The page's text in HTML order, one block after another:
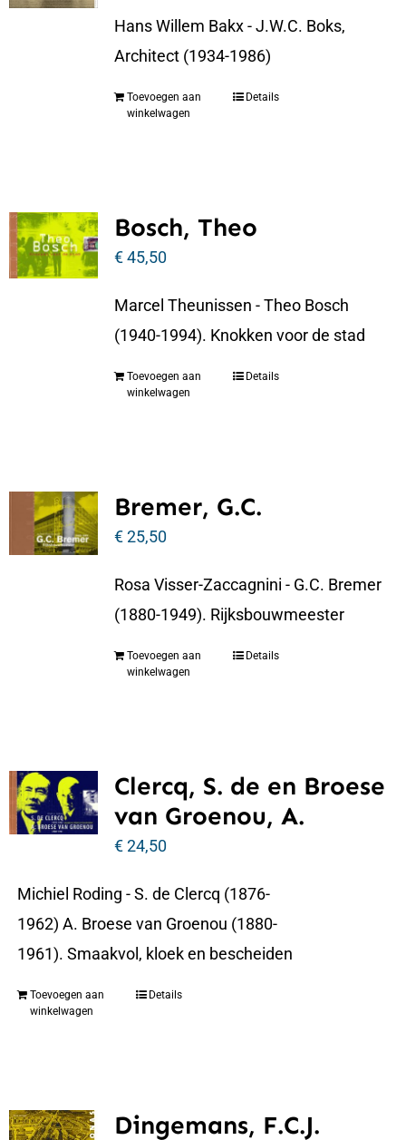
Hans Willem Bakx - J.W.C. Boks,
Architect (1934-1986)
Toevoegen aan
winkelwagen
Details
Bosch, Theo
€45,50
Marcel Theunissen - Theo Bosch
(1940-1994). Knokken voor de stad
Toevoegen aan
winkelwagen
Details
Bremer, G.C.
€25,50
Rosa Visser-Zaccagnini - G.C. Bremer
(1880-1949). Rijksbouwmeester
Toevoegen aan
winkelwagen
Details
Clercq, S. de en Broese
van Groenou, A.
€24,50
Michiel Roding - S. de Clercq (1876-
1962) A. Broese van Groenou (1880-
1961). Smaakvol, kloek en bescheiden
Toevoegen aan
winkelwagen
Details
Dingemans, F.C.J.